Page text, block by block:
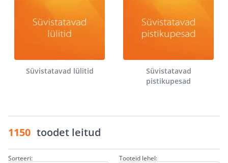
Süvistatavad lülitid
Süvistatavad
pistikupesad
1150 toodet leitud
Sorteeri: Tooteid lehel: